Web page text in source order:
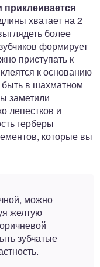
хватает на 2
более
формирует
приступать к
к основанию
в шахматном
заметили
лепестков и
герберы
которые вы
можно
желтую
зубчатые